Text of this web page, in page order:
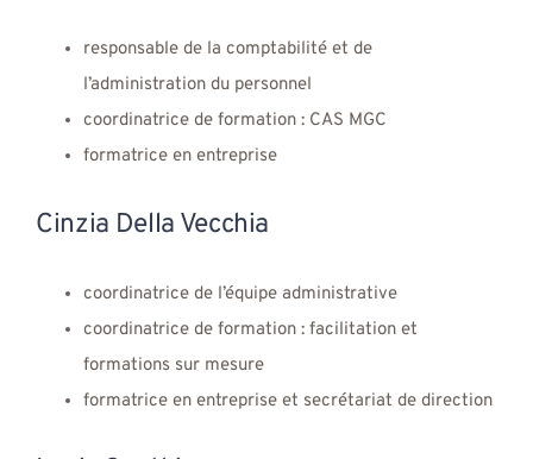
responsable de la comptabilité et de
l’administration du personnel
coordinatrice de formation : CAS MGC
formatrice en entreprise
Cinzia Della Vecchia
coordinatrice de l’équipe administrative
coordinatrice de formation : facilitation et
formations sur mesure
formatrice en entreprise et secrétariat de direction